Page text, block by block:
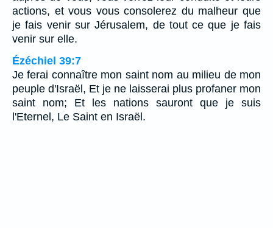
actions, et vous vous consolerez du malheur que
je fais venir sur Jérusalem, de tout ce que je fais
venir sur elle.
Ézéchiel 39:7
Je ferai connaître mon saint nom au milieu de mon
peuple d'Israël, Et je ne laisserai plus profaner mon
saint nom; Et les nations sauront que je suis
l'Eternel, Le Saint en Israël.